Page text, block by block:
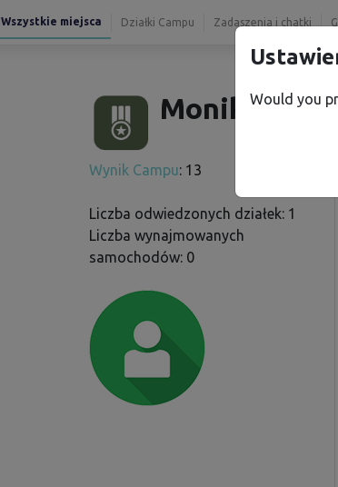
Wszystkie miejsca Działki Campu Zadaszenia i chatki
Monika R.
Wynik Campu: 13
Liczba odwiedzonych działek: 1
Liczba wynajmowanych
samochodów: 0
Would you